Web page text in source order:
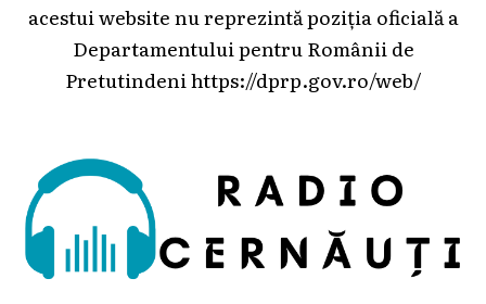
acestui website nu reprezintă poziția oficială a
Departamentului pentru Românii de
Pretutindeni https://dprp.gov.ro/web/